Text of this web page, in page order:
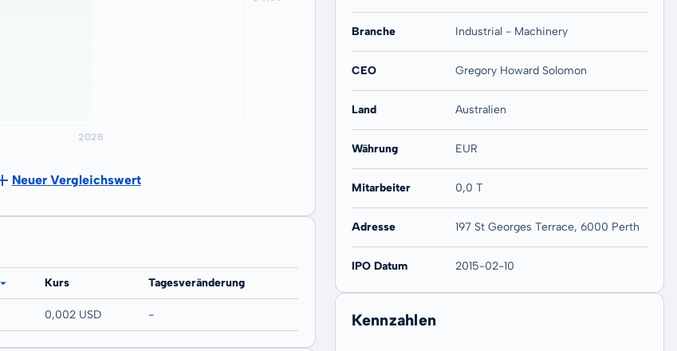
Neuer Vergleichswert
Kurs Tagesveränderung
0,002 USD -
Branche Industrial - Machinery
CEO Gregory Howard Solomon
Land Australien
Währung EUR
Mitarbeiter 0,0 T
Adresse 197 St Georges Terrace, 6000 Perth
IPO Datum 2015-02-10
Kennzahlen